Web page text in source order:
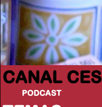
CANAL CES
PODCAST